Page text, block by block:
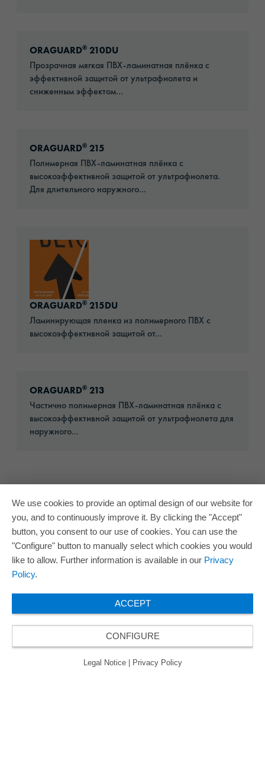
ORAGUARD® 210DU
Прозрачная мягкая ПВХ-ламинатная плёнка с
эффективной защитой от ультрафиолета и
сниженным эффектом...
ORAGUARD® 215
Полимерная ПВХ-ламинатная плёнка с
высокоэффективной защитой от ультрафиолета.
Для длительного наружного...
ORAGUARD® 215DU
Ламинирующая пленка из полимерного ПВХ с
высокоэффективной защитой от...
ORAGUARD® 213
Частично полимерная ПВХ-ламинатная плёнка с
высокоэффективной защитой от ультрафиолета для
наружного...
We use cookies to provide an optimal design of our website for
you, and to continuously improve it. By clicking the "Accept"
button, you consent to our use of cookies. You can use the
"Configure" button to manually select which cookies you would
like to allow. Further information is available in our Privacy
Policy.
ACCEPT
CONFIGURE
Legal Notice Privacy Policy